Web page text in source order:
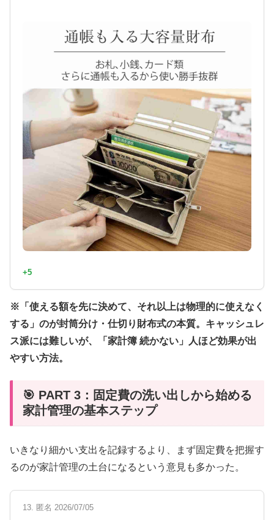
+5
※「使える額を先に決めて、それ以上は物理的に使えなく
する」のが封筒分け・仕切り財布式の本質。キャッシュレ
ス派には難しいが、「家計簿 続かない」人ほど効果が出
やすい方法。
🎯 PART 3：固定費の洗い出しから始める
家計管理の基本ステップ
いきなり細かい支出を記録するより、まず固定費を把握す
るのが家計管理の土台になるという意見も多かった。
13. 匿名 2026/07/05